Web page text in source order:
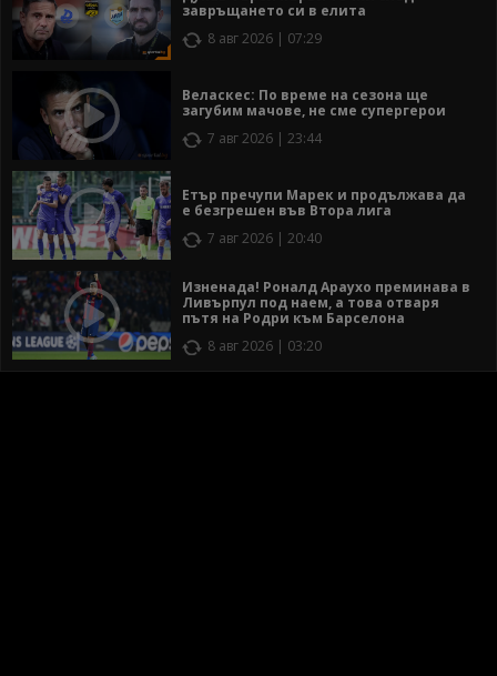
завръщането си в елита
8 авг 2026 | 07:29
Веласкес: По време на сезона ще
загубим мачове, не сме супергерои
7 авг 2026 | 23:44
Етър пречупи Марек и продължава да
е безгрешен във Втора лига
7 авг 2026 | 20:40
Изненада! Роналд Араухо преминава в
Ливърпул под наем, а това отваря
пътя на Родри към Барселона
8 авг 2026 | 03:20